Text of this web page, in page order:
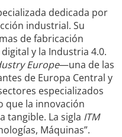
dedicada por
industrial. Su
de fabricación
y la Industria 4.0.
Europe—una de las
de Europa Central y
especializados
que la innovación
tangible. La sigla ITM
Máquinas”.